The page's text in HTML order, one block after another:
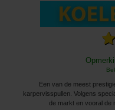
Een van de meest
karpervisspullen. Volgens
de markt en vooral de